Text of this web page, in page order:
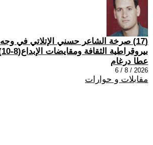
(17) صرخة الشاعر حسني الإتلاتي في وجه
بيروقراطية الثقافة ومقايضات الإبداع(8-10)
عطا درغام
2026 / 8 / 6
مقابلات و حوارات